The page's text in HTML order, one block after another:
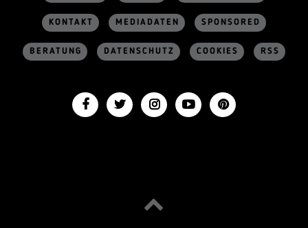
KONTAKT MEDIADATEN SPONSORED
BERATUNG DATENSCHUTZ COOKIES RSS